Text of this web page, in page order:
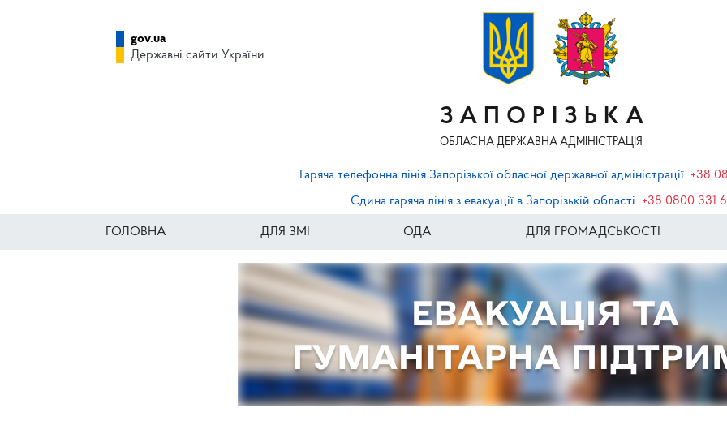
ЗАПОРІЗЬКА
ОБЛАСНА ДЕРЖАВНА АДМІНІСТРАЦІЯ
gov.ua
Державні сайти України
Гаряча телефонна лінія Запорізької обласної державної адміністрації +38
Єдина гаряча лінія з евакуації в Запорізькій області
+38 0800 331
ГОЛОВНА ДЛЯ ЗМІ ОДА ДЛЯ ГРОМАДСЬКОСТІ